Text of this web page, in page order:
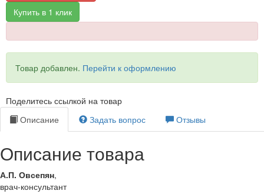
Купить в 1 клик
Товар добавлен. Перейти к оформлению
Поделитесь ссылкой на товар
Описание
Задать вопрос Отзывы
Описание товара
А.П. Овсепян,
врач-консультант